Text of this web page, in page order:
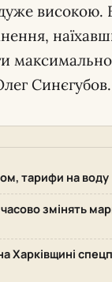
високою.
Синєгубов.
тарифи на воду
змінять
Харківщині